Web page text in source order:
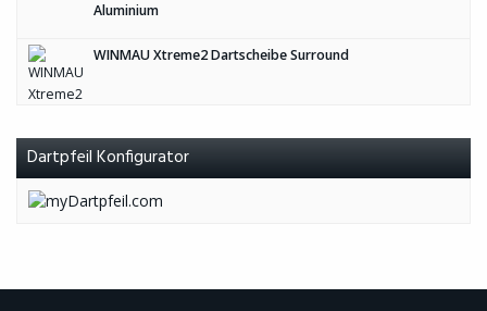
Aluminium
WINMAU Xtreme2 Dartscheibe Surround
Dartpfeil Konfigurator